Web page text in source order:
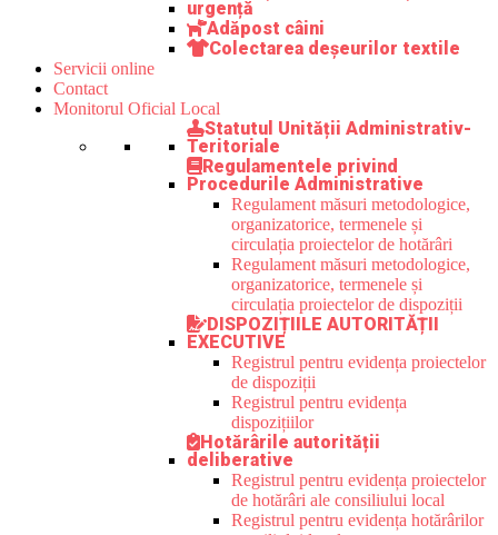
urgență
Adăpost câini
Colectarea deșeurilor textile
Servicii online
Contact
Monitorul Oficial Local
Statutul Unității Administrativ-
Teritoriale
Regulamentele privind
Procedurile Administrative
Regulament măsuri metodologice,
organizatorice, termenele și
circulația proiectelor de hotărâri
Regulament măsuri metodologice,
organizatorice, termenele și
circulația proiectelor de dispoziții
DISPOZIȚIILE AUTORITĂȚII
EXECUTIVE
Registrul pentru evidența proiectelor
de dispoziții
Registrul pentru evidența
dispozițiilor
Hotărârile autorității
deliberative
Registrul pentru evidența proiectelor
de hotărâri ale consiliului local
Registrul pentru evidența hotărârilor